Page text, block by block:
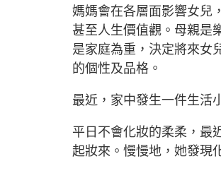
媽媽會在各層面影響女兒
甚至人生價值觀。母親是
是家庭為重，決定將來女
的個性及品格。
最近，家中發生一件生活
平日不會化妝的柔柔，最
起妝來。慢慢地，她發現